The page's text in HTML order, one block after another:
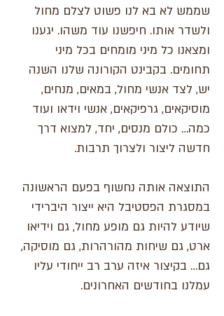
שממש לא בא לנו פשוט לצלם מחול
ולשדר אותו. חיפשנו עוד משהו. יגענו
ומצאנו כל מיני מומחים בכל מיני
תחומים. בקבינט הקורונה שלנו השנה
יש, לצד אנשי מחול, במאים, מנחים,
מוסיקאים, גרפיקאים, אנשי וידאו ועוד
כמה… כולם מנסים, יחד, למצוא דרך
חדשה ליצור ולצרוך תרבות.
התוצאה אותה נחשוף בפעם הראשונה
במסגרת הפסטיבל היא ייצור היברידי
שיודע להיות גם מופע מחול, גם וידיאו
ארט, גם שיחות מהורהרות, גם מוסיקה,
גם… בקיצור איזה ערב רב ייחודי עליו
עמלנו בחודשים האחרונים.